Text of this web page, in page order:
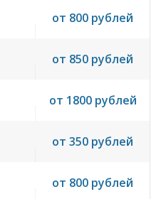
от 800 рублей
от 850 рублей
от 1800 рублей
от 350 рублей
от 800 рублей